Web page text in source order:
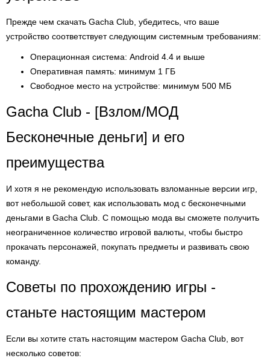
Прежде чем скачать Gacha Club, убедитесь, что ваше
устройство соответствует следующим системным требованиям:
Операционная система: Android 4.4 и выше
Оперативная память: минимум 1 ГБ
Свободное место на устройстве: минимум 500 МБ
Gacha Club - [Взлом/МОД
Бесконечные деньги] и его
преимущества
И хотя я не рекомендую использовать взломанные версии игр,
вот небольшой совет, как использовать мод с бесконечными
деньгами в Gacha Club. С помощью мода вы сможете получить
неограниченное количество игровой валюты, чтобы быстро
прокачать персонажей, покупать предметы и развивать свою
команду.
Советы по прохождению игры -
станьте настоящим мастером
Если вы хотите стать настоящим мастером Gacha Club, вот
несколько советов: